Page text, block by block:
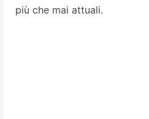
più che mai attuali.